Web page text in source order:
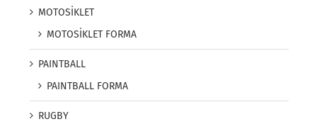
MOTOSİKLET
MOTOSİKLET FORMA
PAINTBALL
PAINTBALL FORMA
RUGBY